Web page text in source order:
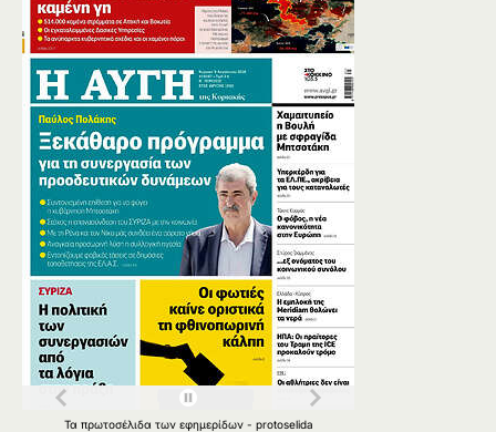
Τα πρωτοσέλιδα των εφημερίδων - protoselida